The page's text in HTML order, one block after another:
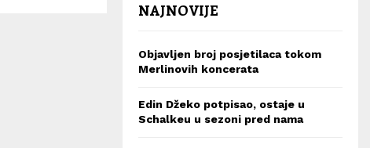
NAJNOVIJE
Objavljen broj posjetilaca tokom
Merlinovih koncerata
Edin Džeko potpisao, ostaje u
Schalkeu u sezoni pred nama